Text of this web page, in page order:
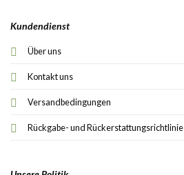
Kundendienst
Über uns
Kontakt uns
Versandbedingungen
Rückgabe- und Rückerstattungsrichtlinie